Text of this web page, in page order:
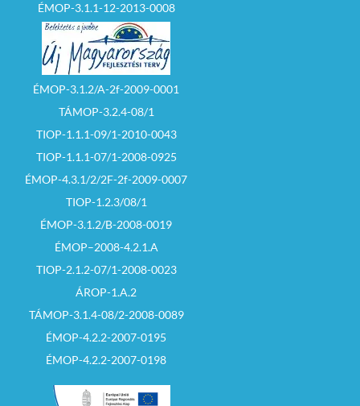
ÉMOP-3.1.1-12-2013-0008
ÉMOP-3.1.2/A-2f-2009-0001
TÁMOP-3.2.4-08/1
TIOP-1.1.1-09/1-2010-0043
TIOP-1.1.1-07/1-2008-0925
ÉMOP-4.3.1/2/2F-2f-2009-0007
TIOP-1.2.3/08/1
ÉMOP-3.1.2/B-2008-0019
ÉMOP–2008-4.2.1.A
TIOP-2.1.2-07/1-2008-0023
ÁROP-1.A.2
TÁMOP-3.1.4-08/2-2008-0089
ÉMOP-4.2.2-2007-0195
ÉMOP-4.2.2-2007-0198